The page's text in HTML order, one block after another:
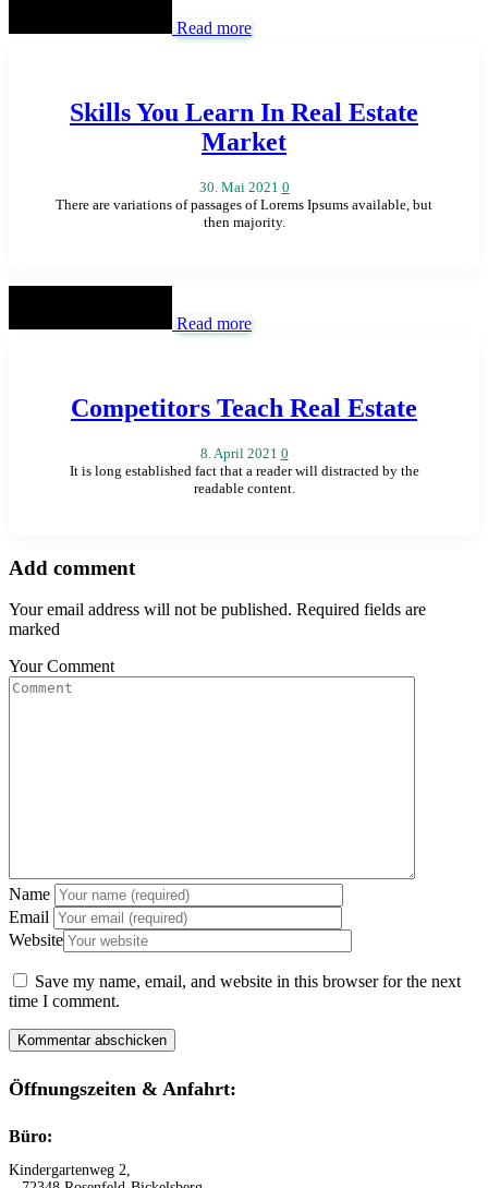
Read more
Skills You Learn In Real Estate
Market
30. Mai 2021 0
There are variations of passages of Lorems Ipsums available, but
then majority.
Read more
Competitors Teach Real Estate
8. April 2021 0
It is long established fact that a reader will distracted by the
readable content.
Add comment
Your email address will not be published. Required fields are
marked
Your Comment
Name
Email
Website
Save my name, email, and website in this browser for the next
time I comment.
Öffnungszeiten & Anfahrt:
Büro:
Kindergartenweg 2,